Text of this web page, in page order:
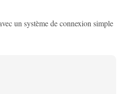
un système de connexion simple